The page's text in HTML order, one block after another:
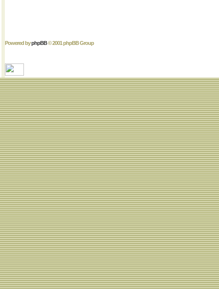
Powered byphpBB© 2001 phpBB Group